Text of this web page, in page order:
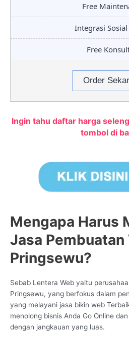
Free
Integrasi
Free
Order
Ingin tahu daftar harga
tombol di
Mengapa Harus
Jasa
Pringsewu?
Sebab Lentera Web yaitu
Pringsewu, yang berfokus dalam
yang melayani jasa bikin web
menolong bisnis Anda Go Online
dengan jangkauan yang luas.